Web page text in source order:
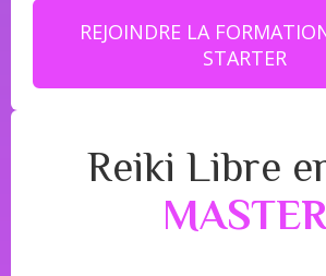
REJOINDRE LA
STARTER
Reiki Libre
MASTER